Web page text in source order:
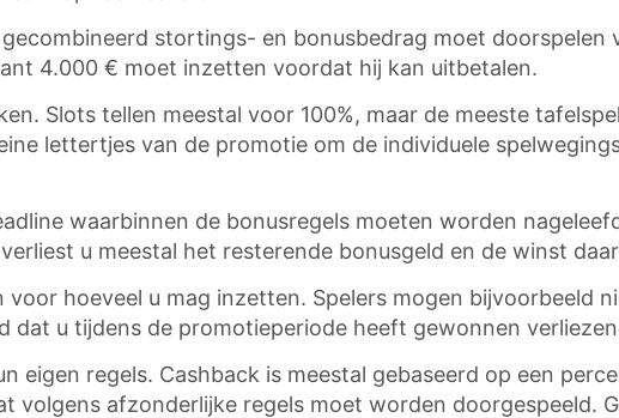
stortings- en bonusbedrag moet
4.000 € moet inzetten voordat hij kan uitbetalen.
Slots tellen meestal voor 100%, maar de meeste
lettertjes van de promotie om de individuele
waarbinnen de bonusregels moeten worden
u meestal het resterende bonusgeld en de winst
hoeveel u mag inzetten. Spelers mogen bijvoorbeeld
dat u tijdens de promotieperiode heeft gewonnen
eigen regels. Cashback is meestal gebaseerd op een
volgens afzonderlijke regels moet worden doorgespeeld.